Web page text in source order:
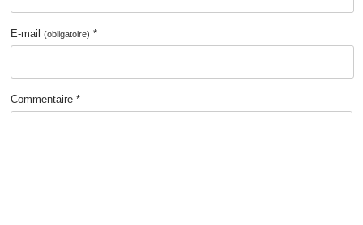
E-mail(obligatoire) *
Commentaire *